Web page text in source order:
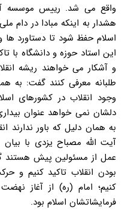
واقع می شد. رییس موسسه
هشدار به اینکه مبادا در دام
اسلام حفظ شود تا دستاورد ها
این استاد حوزه و دانشگاه با
و آشکار می خواهند ریشه
طلبانه معرفی کنند گفت:
وجود انقلاب در کشورهای
دلشان نمی خواهد عنوان
به همان دلیل که باور ندارند
آیت الله مصباح یزدی با
عمل از مسئولین پیش هستند
بودن انقلاب تاکید کنیم و
کنیم؛ امام (ره) از آغاز
فرمایشاتشان اسلام بود.